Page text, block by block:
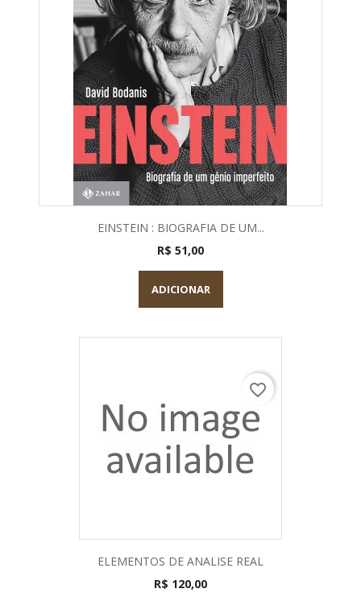
EINSTEIN : BIOGRAFIA DE UM...
R$ 51,00
ADICIONAR
ELEMENTOS DE ANALISE REAL
R$ 120,00
favorite_border